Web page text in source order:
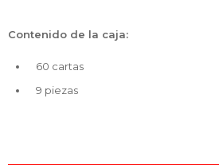
Contenido de la caja:
60 cartas
9 piezas